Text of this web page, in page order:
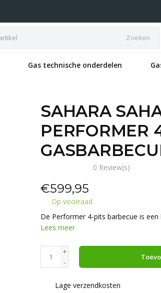
Zoeken
Gas technische onderdelen
SAHARA
PERFORMER
0 Review(s)
€599,95
Op voorraad
De Performer 4-pits barbecue is
Lees meer
+
-
Lage verzendkosten